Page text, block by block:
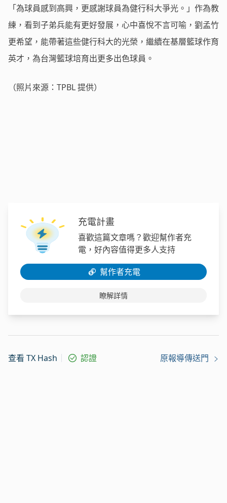
「為球員感到高興，更感謝球員為健行科大爭光。」作為教
練，看到子弟兵能有更好發展，心中喜悅不言可喻，劉孟竹
更希望，能帶著這些健行科大的光榮，繼續在基層籃球作育
英才，為台灣籃球培育出更多出色球員。
（照片來源：TPBL 提供）
充電計畫
喜歡這篇文章嗎？歡迎幫作者充
電，好內容值得更多人支持
幫作者充電
瞭解詳情
查看 TX Hash 認證 原報導傳送門